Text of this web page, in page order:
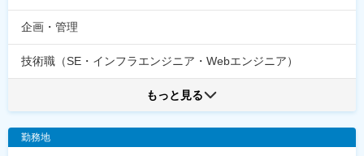
企画・管理
技術職（SE・インフラエンジニア・Webエンジニア）
もっと見る
勤務地